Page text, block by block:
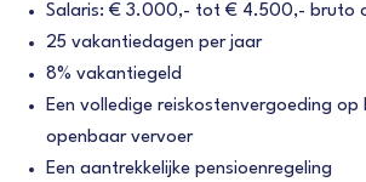
Salaris: € 3.000,- tot € 4.500,- bruto
25 vakantiedagen per jaar
8% vakantiegeld
Een volledige reiskostenvergoeding op
openbaar vervoer
Een aantrekkelijke pensioenregeling